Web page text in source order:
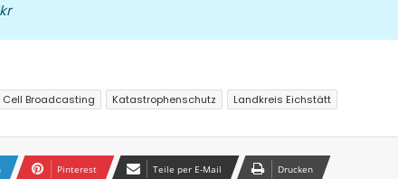
Cell Broadcasting Katastrophenschutz Landkreis Eichstätt
Pinterest Teile per E-Mail Drucken